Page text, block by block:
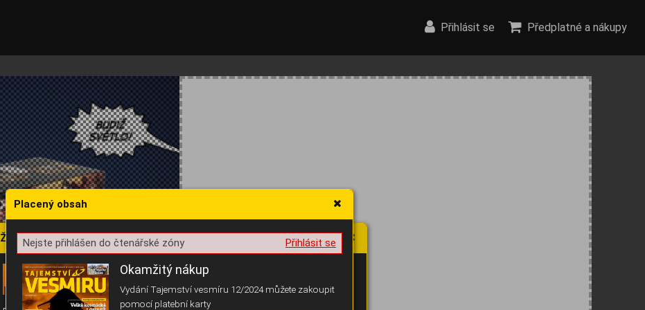
Žádost o souhlas s ukládáním volitelných informací
Přihlásit se Předplatné a nákupy
Placený obsah
Přihlásit se
Nejste přihlášen do čtenářské zóny
Okamžitý nákup
Vydání Tajemství vesmíru 12/2024 můžete zakoupit
pomocí platební karty